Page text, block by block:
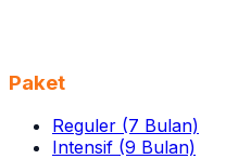
Paket
Reguler (7 Bulan)
Intensif (9 Bulan)